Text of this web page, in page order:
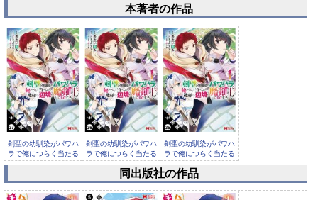
本著者の作品
剣聖の幼馴染がパワハ
ラで俺につらく当たる
ので、絶...
剣聖の幼馴染がパワハ
ラで俺につらく当たる
ので、絶...
剣聖の幼馴染がパワハ
ラで俺につらく当たる
ので、絶...
同出版社の作品